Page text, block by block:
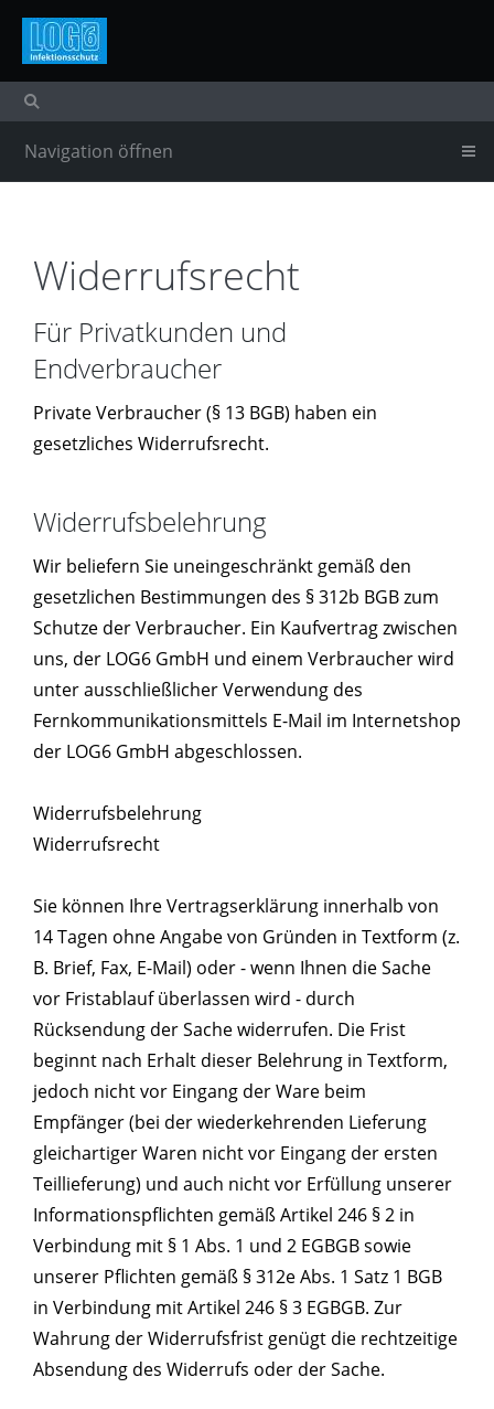
Navigation öffnen
Widerrufsrecht
Für Privatkunden und
Endverbraucher
Private Verbraucher (§ 13 BGB) haben ein
gesetzliches Widerrufsrecht.
Widerrufsbelehrung
Wir beliefern Sie uneingeschränkt gemäß den
gesetzlichen Bestimmungen des § 312b BGB zum
Schutze der Verbraucher. Ein Kaufvertrag zwischen
uns, der LOG6 GmbH und einem Verbraucher wird
unter ausschließlicher Verwendung des
Fernkommunikationsmittels E-Mail im Internetshop
der LOG6 GmbH abgeschlossen.
Widerrufsbelehrung
Widerrufsrecht
Sie können Ihre Vertragserklärung innerhalb von
14 Tagen ohne Angabe von Gründen in Textform (z.
B. Brief, Fax, E-Mail) oder - wenn Ihnen die Sache
vor Fristablauf überlassen wird - durch
Rücksendung der Sache widerrufen. Die Frist
beginnt nach Erhalt dieser Belehrung in Textform,
jedoch nicht vor Eingang der Ware beim
Empfänger (bei der wiederkehrenden Lieferung
gleichartiger Waren nicht vor Eingang der ersten
Teillieferung) und auch nicht vor Erfüllung unserer
Informationspflichten gemäß Artikel 246 § 2 in
Verbindung mit § 1 Abs. 1 und 2 EGBGB sowie
unserer Pflichten gemäß § 312e Abs. 1 Satz 1 BGB
in Verbindung mit Artikel 246 § 3 EGBGB. Zur
Wahrung der Widerrufsfrist genügt die rechtzeitige
Absendung des Widerrufs oder der Sache.